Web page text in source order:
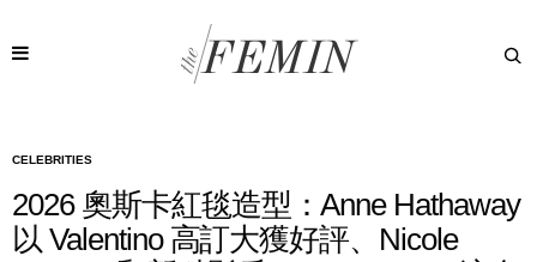
CELEBRITIES
2026 奧斯卡紅毯造型：Anne Hathaway
以 Valentino 高訂大獲好評、Nicole